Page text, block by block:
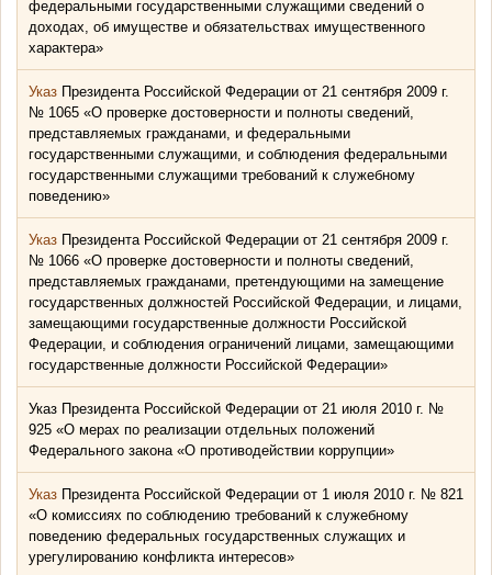
федеральными государственными служащими сведений о
доходах, об имуществе и обязательствах имущественного
характера»
Указ Президента Российской Федерации от 21 сентября 2009 г.
№ 1065 «О проверке достоверности и полноты сведений,
представляемых гражданами, и федеральными
государственными служащими, и соблюдения федеральными
государственными служащими требований к служебному
поведению»
Указ Президента Российской Федерации от 21 сентября 2009 г.
№ 1066 «О проверке достоверности и полноты сведений,
представляемых гражданами, претендующими на замещение
государственных должностей Российской Федерации, и лицами,
замещающими государственные должности Российской
Федерации, и соблюдения ограничений лицами, замещающими
государственные должности Российской Федерации»
Указ Президента Российской Федерации от 21 июля 2010 г. №
925 «О мерах по реализации отдельных положений
Федерального закона «О противодействии коррупции»
Указ Президента Российской Федерации от 1 июля 2010 г. № 821
«О комиссиях по соблюдению требований к служебному
поведению федеральных государственных служащих и
урегулированию конфликта интересов»